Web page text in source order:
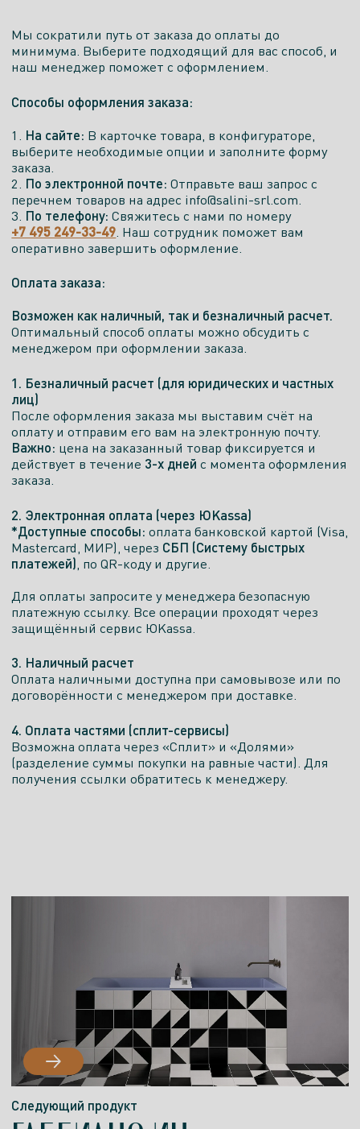
Мы сократили путь от заказа до оплаты до
минимума. Выберите подходящий для вас способ, и
наш менеджер поможет с оформлением.
Способы оформления заказа:
1. На сайте: В карточке товара, в конфигураторе,
выберите необходимые опции и заполните форму
заказа.
2. По электронной почте: Отправьте ваш запрос с
перечнем товаров на адрес info@salini-srl.com.
3. По телефону: Свяжитесь с нами по номеру
+7 495 249-33-49 . Наш сотрудник поможет вам
оперативно завершить оформление.
Оплата заказа:
Возможен как наличный, так и безналичный расчет.
Оптимальный способ оплаты можно обсудить с
менеджером при оформлении заказа.
1. Безналичный расчет (для юридических и частных
лиц)
После оформления заказа мы выставим счёт на
оплату и отправим его вам на электронную почту.
Важно: цена на заказанный товар фиксируется и
действует в течение 3-х дней с момента оформления
заказа.
2. Электронная оплата (через ЮKassa)
*Доступные способы: оплата банковской картой (Visa,
Mastercard, МИР), через СБП (Систему быстрых
платежей) , по QR-коду и другие.
Для оплаты запросите у менеджера безопасную
платежную ссылку. Все операции проходят через
защищённый сервис ЮKassa.
3. Наличный расчет
Оплата наличными доступна при самовывозе или по
договорённости с менеджером при доставке.
4. Оплата частями (сплит-сервисы)
Возможна оплата через «Сплит» и «Долями»
(разделение суммы покупки на равные части). Для
получения ссылки обратитесь к менеджеру.
Следующий продукт